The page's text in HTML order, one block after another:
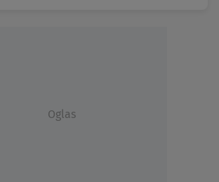
Oglas